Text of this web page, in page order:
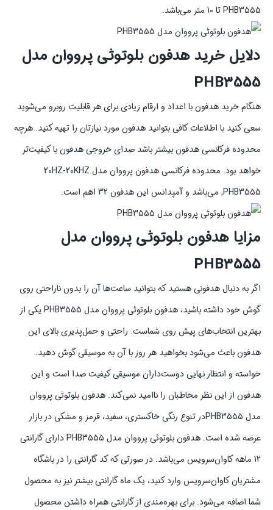
PHB3555 تا 10 متر می‌باشد.
دلایل خرید هدفون بلوتوثی پرووان مدل
PHB3555
هنگام خرید هدفون با اعداد و ارقام زیادی برای هر قابلیت روبرو می‌شوید
سعی کنید با اطلاعات کافی بتوانید هدفون مورد نیازتان را تهیه کنید. هرچه
محدوده فرکانسی هدفون بیشتر باشد صدای خروجی هدفون با کیفیت‌تر
خواهد بود. محدوده فرکانسی هدفون پرووان مدل 20HZ-20KHZ
,PHB3555 می‌باشد و آمپدانس این هدفون 32 اهم است.
مزایا هدفون بلوتوثی پرووان مدل
PHB3555
اگر به دنبال هدفونی هستید که بتوانید ساعت‌ها آن را بدون ناراحتی روی
گوش خود داشته باشید، هدفون بلوتوثی پرووان مدل PHB3555 یکی از
بهترین انتخاب‌های پیش روی شماست. راحتی و حمل‌پذیری بالای این
هدفون باعث می‌شود بخواهید هر روز با آن به موسیقی گوش دهید.
خواسته و انتظار نهایی دوست‌داران موسیقی کیفیت صدا است و این
هدفون از این نظر مخاطبان را ناامید نمی‌کند. هدفون بلوتوثی پرووان
مدل PHB3555در تنوع رنگی خاکستری، سفید، قرمز و مشکی در بازار
عرضه شده است. هدفون بلوتوثی پرووان مدل PHB3555 دارای گارانتی
12 ماهه کاوان‌سرویس می‌باشد. در صورتی که کد گارانتی را در باشگاه
مشتریان کاوان‌سرویس وارد کنید، یک ماه گارانتی بیشتر نیز به محصول
شما اضافه می‌شود. برای بهره‌مندی از گارانتی همراه داشتن محصول